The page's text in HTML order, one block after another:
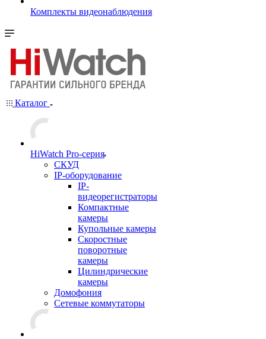
Комплекты видеонаблюдения
Каталог
HiWatch Pro-серия
CКУД
IP-оборудование
IP-
видеорегистраторы
Компактные
камеры
Купольные камеры
Скоростные
поворотные
камеры
Цилиндрические
камеры
Домофония
Сетевые коммутаторы